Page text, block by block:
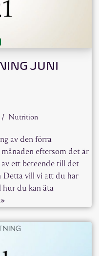
JUNI
Nutrition
av den förra
eftersom det är
ett beteende till det
Detta vill vi att du har
du kan äta